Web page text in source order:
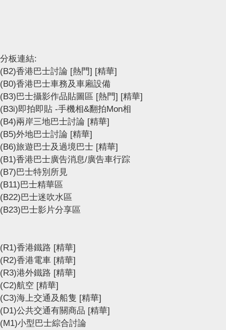
分板連結:
(B2)香港巴士討論 [熱門] [精華]
(B0)香港巴士車務及車廂設備
(B3)巴士攝影作品貼圖區 [熱門] [精華]
(B3i)即拍即貼 -手機相&翻拍Mon相
(B4)兩岸三地巴士討論 [精華]
(B5)外地巴士討論 [精華]
(B6)旅遊巴士及過境巴士 [精華]
(B1)香港巴士廣告消息/廣告車行踪
(B7)巴士特別所見
(B11)巴士精華區
(B22)巴士迷吹水區
(B23)巴士影片分享區
(R1)香港鐵路 [精華]
(R2)香港電車 [精華]
(R3)港外鐵路 [精華]
(C2)航空 [精華]
(C3)海上交通及船隻 [精華]
(D1)公共交通有關商品 [精華]
(M1)小型巴士綜合討論